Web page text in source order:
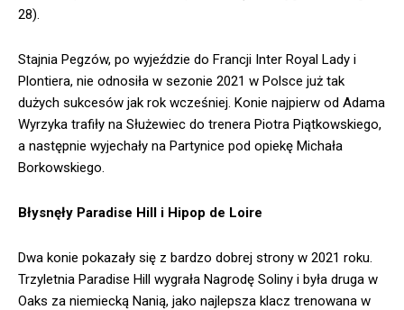
28).
Stajnia Pegzów, po wyjeździe do Francji Inter Royal Lady i
Plontiera, nie odnosiła w sezonie 2021 w Polsce już tak
dużych sukcesów jak rok wcześniej. Konie najpierw od Adama
Wyrzyka trafiły na Służewiec do trenera Piotra Piątkowskiego,
a następnie wyjechały na Partynice pod opiekę Michała
Borkowskiego.
Błysnęły Paradise Hill i Hipop de Loire
Dwa konie pokazały się z bardzo dobrej strony w 2021 roku.
Trzyletnia Paradise Hill wygrała Nagrodę Soliny i była druga w
Oaks za niemiecką Nanią, jako najlepsza klacz trenowana w